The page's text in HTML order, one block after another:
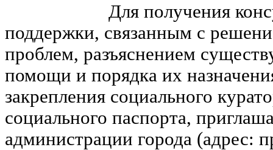
Для получения
поддержки, связанным с
проблем, разъяснением
помощи и порядка их
закрепления социального
социального паспорта,
администрации города (адрес: